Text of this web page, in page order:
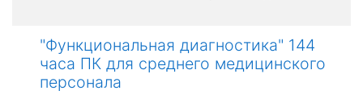
"Функциональная диагностика" 144
часа ПК для среднего медицинского
персонала